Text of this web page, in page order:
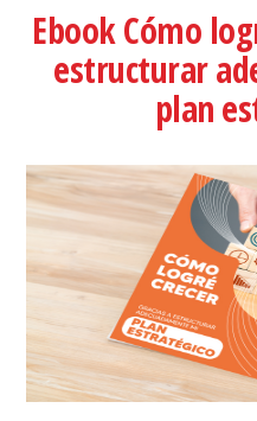
Ebook Cómo
estructurar
plan